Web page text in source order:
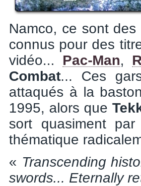
Namco, ce sont
connus pour des
vidéo... Pac-Man,
Combat... Ces
attaqués à la
1995, alors que
sort quasiment
thématique
« Transcending
swords... Eternally